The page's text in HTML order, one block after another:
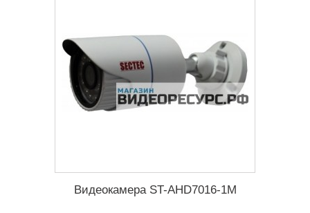
Видеокамера ST-AHD7016-1M